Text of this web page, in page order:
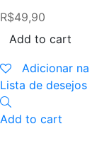
R$49,90
Add to cart
Adicionar na
Lista de desejos
Add to cart